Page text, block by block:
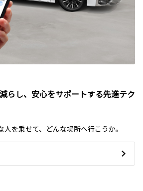
らし、安心をサポートする先進テク
を乗せて、どんな場所へ行こうか。